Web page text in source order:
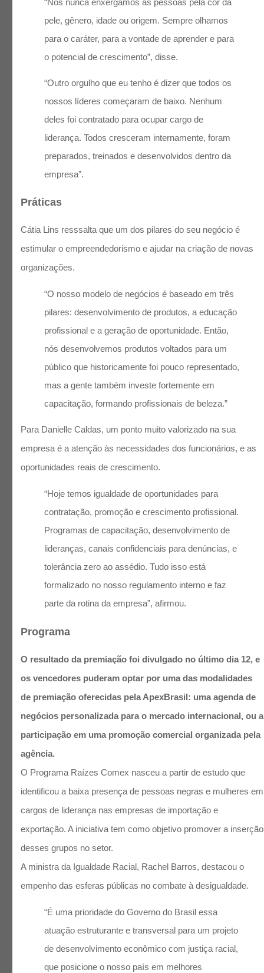
“Nós nunca enxergamos as pessoas pela cor da
pele, gênero, idade ou origem. Sempre olhamos
para o caráter, para a vontade de aprender e para
o potencial de crescimento”, disse.
“Outro orgulho que eu tenho é dizer que todos os
nossos líderes começaram de baixo. Nenhum
deles foi contratado para ocupar cargo de
liderança. Todos cresceram internamente, foram
preparados, treinados e desenvolvidos dentro da
empresa”.
Práticas
Cátia Lins resssalta que um dos pilares do seu negócio é
estimular o empreendedorismo e ajudar na criação de novas
organizações.
“O nosso modelo de negócios é baseado em três
pilares: desenvolvimento de produtos, a educação
profissional e a geração de oportunidade. Então,
nós desenvolvemos produtos voltados para um
público que historicamente foi pouco representado,
mas a gente também investe fortemente em
capacitação, formando profissionais de beleza.”
Para Danielle Caldas, um ponto muito valorizado na sua
empresa é a atenção às necessidades dos funcionários, e as
oportunidades reais de crescimento.
“Hoje temos igualdade de oportunidades para
contratação, promoção e crescimento profissional.
Programas de capacitação, desenvolvimento de
lideranças, canais confidenciais para denúncias, e
tolerância zero ao assédio. Tudo isso está
formalizado no nosso regulamento interno e faz
parte da rotina da empresa”, afirmou.
Programa
O resultado da premiação foi divulgado no último dia 12, e
os vencedores puderam optar por uma das modalidades
de premiação oferecidas pela ApexBrasil: uma agenda de
negócios personalizada para o mercado internacional, ou a
participação em uma promoção comercial organizada pela
agência.
O Programa Raízes Comex nasceu a partir de estudo que
identificou a baixa presença de pessoas negras e mulheres em
cargos de liderança nas empresas de importação e
exportação. A iniciativa tem como objetivo promover a inserção
desses grupos no setor.
A ministra da Igualdade Racial, Rachel Barros, destacou o
empenho das esferas públicas no combate à desigualdade.
“É uma prioridade do Governo do Brasil essa
atuação estruturante e transversal para um projeto
de desenvolvimento econômico com justiça racial,
que posicione o nosso país em melhores